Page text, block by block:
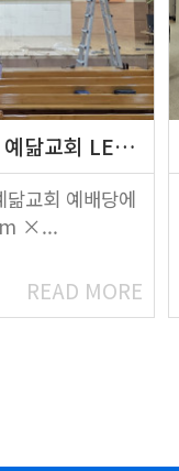
교회 LED전광판 설치
교회 예배당에
×...
READ MORE